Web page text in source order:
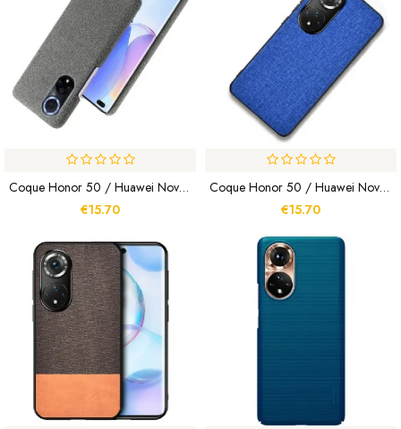
Coque Honor 50 / Huawei Nova 9 Texture Tissu KSQ
€15.70
Coque Honor 50 / Huawei Nova 9 Texture Tissu
€15.70